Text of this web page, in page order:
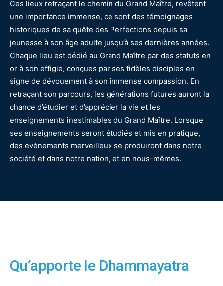
Ces lieux retraçant le chemin du Grand Maître, revêtent
une importance immense, ce sont des témoignages
historiques de sa quête des Perfections depuis sa
jeunesse à son âge adulte jusqu’à ses dernières années.
Chaque lieu est dédié au Grand Maître par des statuts en
or à son effigie, conçues par ses fidèles disciples en
signe de dévouement à son immense compassion. En
retraçant son parcours, les générations futures auront la
chance d’étudier et d’apprécier la vie et les
enseignements inestimables du Grand Maître. Lorsque
ses enseignements seront étudiés et mis en pratique,
des événements merveilleux se produiront dans notre
société et dans notre nation, et en nous-mêmes.
Qu’apporte le Dhammayatra